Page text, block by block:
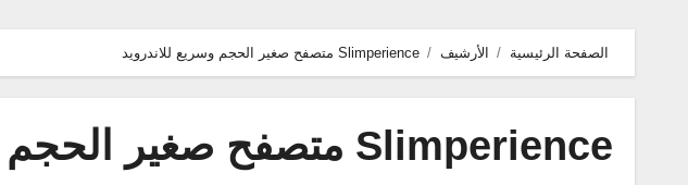
الصفحة الرئيسية الأرشيف Slimperience متصفح صغير الحجم وسريع للاندرويد
Slimperience متصفح صغير الحجم وسريع للاندرويد